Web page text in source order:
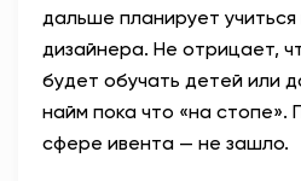
дальше планирует учиться
дизайнера. Не отрицает,
будет обучать детей или
найм пока что «на стопе».
сфере ивента — не зашло.